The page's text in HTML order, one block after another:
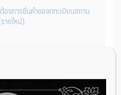
องการยื่นคำขอจดทะเบียนสถาน
ายใหม่)
งการขึ้นทะเบียนเครื่องมือแพทย์